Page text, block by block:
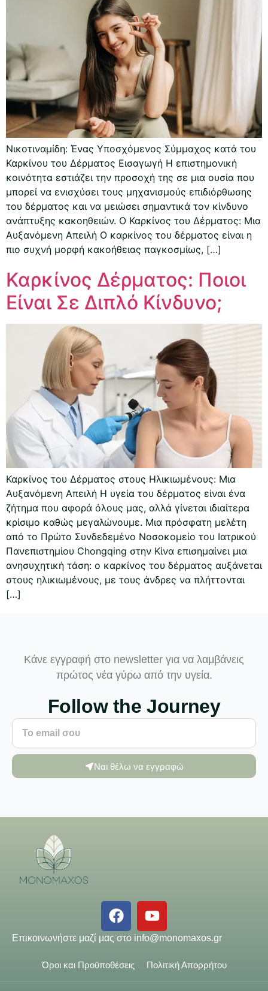
Νικοτιναμίδη: Ένας Υποσχόμενος Σύμμαχος κατά του
Καρκίνου του Δέρματος Εισαγωγή Η επιστημονική
κοινότητα εστιάζει την προσοχή της σε μια ουσία που
μπορεί να ενισχύσει τους μηχανισμούς επιδιόρθωσης
του δέρματος και να μειώσει σημαντικά τον κίνδυνο
ανάπτυξης κακοηθειών. Ο Καρκίνος του Δέρματος: Μια
Αυξανόμενη Απειλή Ο καρκίνος του δέρματος είναι η
πιο συχνή μορφή κακοήθειας παγκοσμίως, […]
Καρκίνος Δέρματος: Ποιοι
Είναι Σε Διπλό Κίνδυνο;
Καρκίνος του Δέρματος στους Ηλικιωμένους: Μια
Αυξανόμενη Απειλή Η υγεία του δέρματος είναι ένα
ζήτημα που αφορά όλους μας, αλλά γίνεται ιδιαίτερα
κρίσιμο καθώς μεγαλώνουμε. Μια πρόσφατη μελέτη
από το Πρώτο Συνδεδεμένο Νοσοκομείο του Ιατρικού
Πανεπιστημίου Chongqing στην Κίνα επισημαίνει μια
ανησυχητική τάση: ο καρκίνος του δέρματος αυξάνεται
στους ηλικιωμένους, με τους άνδρες να πλήττονται
[…]
Κάνε εγγραφή στο newsletter για να λαμβάνεις
πρώτος νέα γύρω από την υγεία.
Follow the Journey
Ναι θέλω να εγγραφώ
Επικοινωνήστε μαζί μας στο info@monomaxos.gr
Όροι και Προϋποθέσεις Πολιτική Απορρήτου